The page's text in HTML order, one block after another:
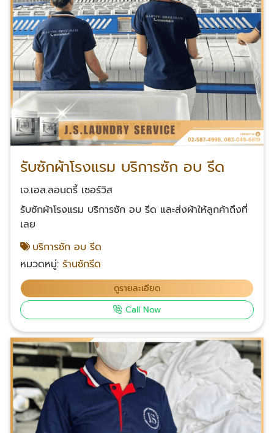
รับซักผ้าโรงแรม บริการซัก อบ รีด
เจ.เอส.ลอนดรี้ เซอร์วิส
รับซักผ้าโรงแรม บริการซัก อบ รีด และส่งผ้าให้ลูกค้าถึงที่
เลย
บริการซัก อบ รีด
หมวดหมู่:ร้านซักรีด
ดูรายละเอียด
Call Now